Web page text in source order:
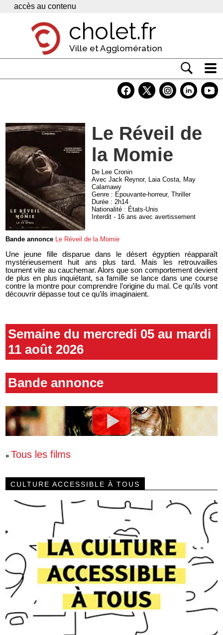
Panneau de gestion des cookies
accès au contenu
cholet.fr
Ville et Agglomération
Economie
Services
Contacts
Le Réveil de
la Momie
De Lee Cronin
Avec Jack Reynor, Laia Costa, May
Calamawy
Genre : Epouvante-horreur, Thriller
Durée : 2h14
Nationalité : États-Unis
Interdit - 16 ans avec avertissement
Bande annonce Le Réveil de la Momie
Une jeune fille disparue dans le désert égyptien réapparaît
mystérieusement huit ans plus tard. Mais les retrouvailles
tournent vite au cauchemar. Alors que son comportement devient
de plus en plus inquiétant, sa famille se lance dans une course
contre la montre pour comprendre l’origine du mal. Ce qu’ils vont
découvrir dépasse tout ce qu’ils imaginaient.
Semaine du mercredi 05 au mardi
11 août 2026
Bande annonce
» Tous les films
CULTURE ACCESSIBLE À TOUS